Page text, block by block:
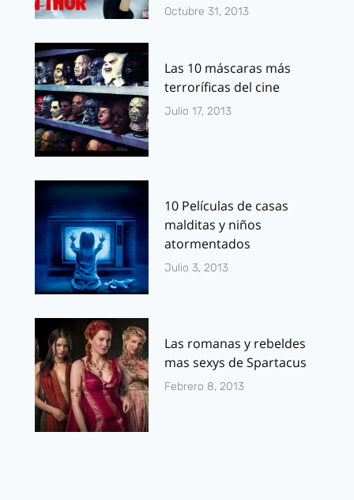
Octubre 31, 2013
Las 10 máscaras más
terroríficas del cine
Julio 17, 2013
10 Películas de casas
malditas y niños
atormentados
Julio 3, 2013
Las romanas y rebeldes
mas sexys de Spartacus
Febrero 8, 2013